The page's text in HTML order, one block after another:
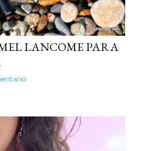
LANCOME PARA